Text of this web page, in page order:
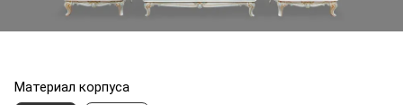
Материал корпуса